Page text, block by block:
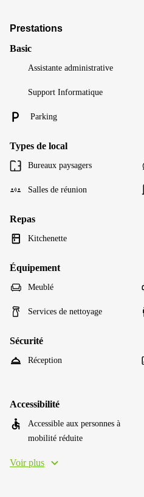
Prestations
Basic
Assistante administrative
Support Informatique
Parking
Types de local
Bureaux paysagers
Salles de réunion
Repas
Kitchenette
Équipement
Meublé
Services de nettoyage
Sécurité
Réception
Accessibilité
Accessible aux personnes à
mobilité réduite
Voir plus